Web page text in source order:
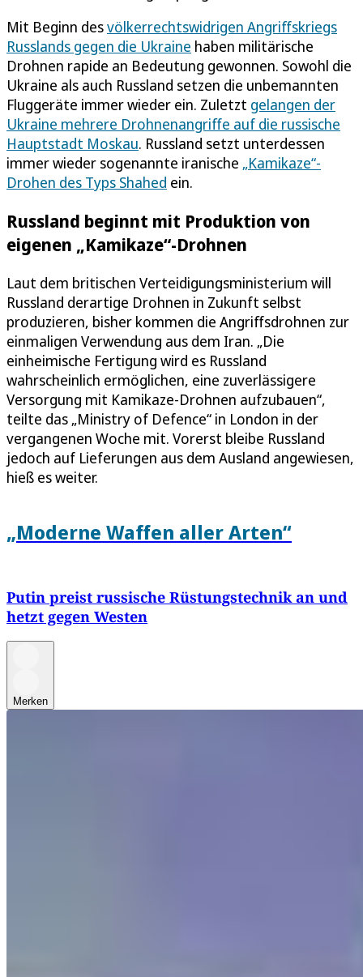
Mit Beginn desvölkerrechtswidrigen Angriffskriegs
Russlands gegen die Ukraine haben militärische
Drohnen rapide an Bedeutung gewonnen. Sowohl die
Ukraine als auch Russland setzen die unbemannten
Fluggeräte immer wieder ein. Zuletzt gelangen der
Ukraine mehrere Drohnenangriffe auf die russische
Hauptstadt Moskau. Russland setzt unterdessen
immer wieder sogenannte iranische „Kamikaze“-
Drohen des Typs Shahed ein.
Russland beginnt mit Produktion von
eigenen „Kamikaze“-Drohnen
Laut dem britischen Verteidigungsministerium will
Russland derartige Drohnen in Zukunft selbst
produzieren, bisher kommen die Angriffsdrohnen zur
einmaligen Verwendung aus dem Iran. „Die
einheimische Fertigung wird es Russland
wahrscheinlich ermöglichen, eine zuverlässigere
Versorgung mit Kamikaze-Drohnen aufzubauen“,
teilte das „Ministry of Defence“ in London in der
vergangenen Woche mit. Vorerst bleibe Russland
jedoch auf Lieferungen aus dem Ausland angewiesen,
hieß es weiter.
„Moderne Waffen aller Arten“
Putin preist russische Rüstungstechnik an und
hetzt gegen Westen
Merken